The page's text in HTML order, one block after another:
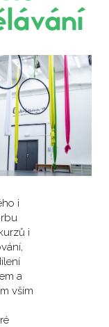
i
i
a
vším